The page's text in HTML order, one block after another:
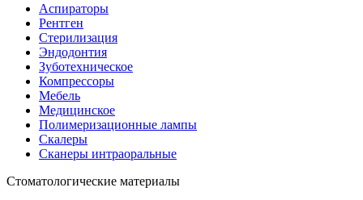
Аспираторы
Рентген
Стерилизация
Эндодонтия
Зуботехническое
Компрессоры
Мебель
Медицинское
Полимеризационные лампы
Скалеры
Сканеры интраоральные
Стоматологические материалы